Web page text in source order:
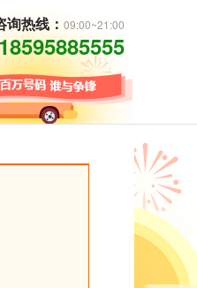
询热线： 09:00~21:00